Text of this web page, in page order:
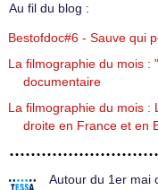
Au fil du blog :
Bestofdoc#6 - Sauve qui
La filmographie du mois :
documentaire
La filmographie du mois :
droite en France et en
Autour du 1er mai